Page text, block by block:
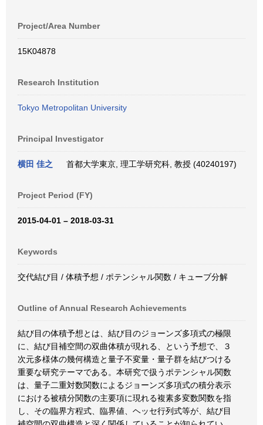
Project/Area Number
15K04878
Research Institution
Tokyo Metropolitan University
Principal Investigator
横田 佳之 首都大学東京, 理工学研究科, 教授 (40240197)
Project Period (FY)
2015-04-01 – 2018-03-31
Keywords
交代結び目 / 体積予想 / ポテンシャル関数 / キューブ分解
Outline of Annual Research Achievements
結び目の体積予想とは、結び目のジョーンズ多項式の極限
に、結び目補空間の双曲体積が現れる、という予想で、３
次元多様体の幾何構造と量子不変量・量子群を結びつける
重要な研究テーマである。本研究で扱うポテンシャル関数
は、量子二重対数関数によるジョーンズ多項式の積分表示
における被積分関数の主要項に現れる複素多変数関数を指
し、その臨界方程式、臨界値、ヘッセ行列式等が、結び目